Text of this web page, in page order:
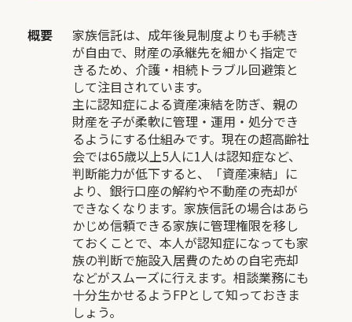
概要
家族信託は、成年後見制度よりも手続き
が自由で、財産の承継先を細かく指定で
きるため、介護・相続トラブル回避策と
して注目されています。
主に認知症による資産凍結を防ぎ、親の
財産を子が柔軟に管理・運用・処分でき
るようにする仕組みです。現在の超高齢社
会では65歳以上5人に1人は認知症など、
判断能力が低下すると、「資産凍結」に
より、銀行口座の解約や不動産の売却が
できなくなります。家族信託の場合はあら
かじめ信頼できる家族に管理権限を移し
ておくことで、本人が認知症になっても家
族の判断で施設入居費のための自宅売却
などがスムーズに行えます。相談業務にも
十分生かせるようFPとして知っておきま
しょう。